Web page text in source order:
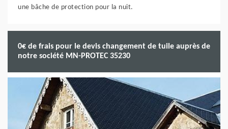
une bâche de protection pour la nuit.
0€ de frais pour le devis changement de tuile auprès de
notre société MN-PROTEC 35230